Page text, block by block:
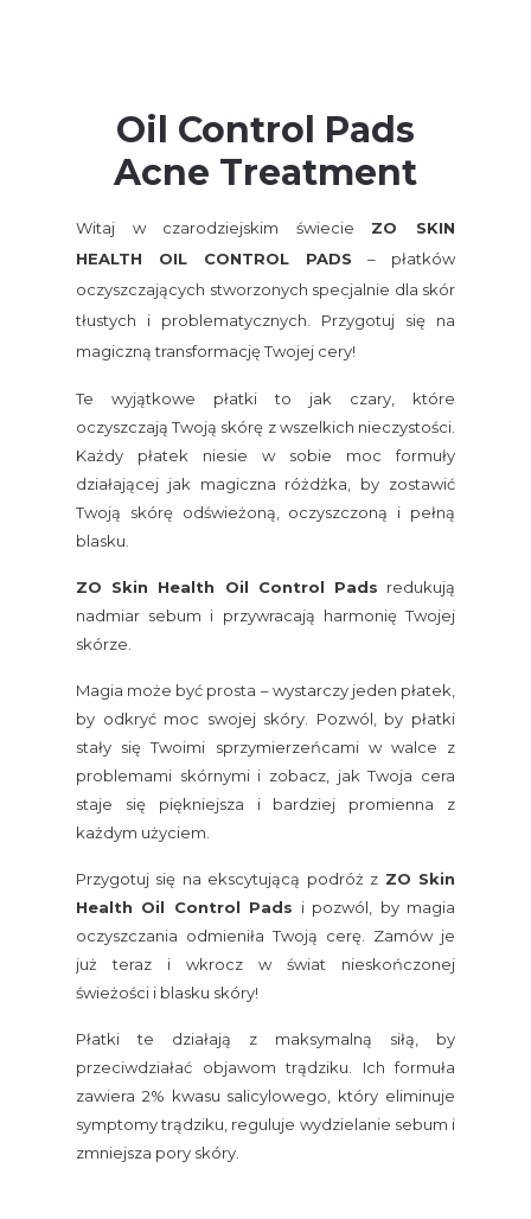
Witaj w czarodziejskim świecie ZO SKIN
HEALTH OIL CONTROL PADS – płatków
oczyszczających stworzonych specjalnie dla skór
tłustych i problematycznych. Przygotuj się na
magiczną transformację Twojej cery!
Te wyjątkowe płatki to jak czary, które
oczyszczają Twoją skórę z wszelkich nieczystości.
Każdy płatek niesie w sobie moc formuły
działającej jak magiczna różdżka, by zostawić
Twoją skórę odświeżoną, oczyszczoną i pełną
blasku.
ZO Skin Health Oil Control Pads redukują
nadmiar sebum i przywracają harmonię Twojej
skórze.
Magia może być prosta – wystarczy jeden płatek,
by odkryć moc swojej skóry. Pozwól, by płatki
stały się Twoimi sprzymierzeńcami w walce z
problemami skórnymi i zobacz, jak Twoja cera
staje się piękniejsza i bardziej promienna z
każdym użyciem.
Przygotuj się na ekscytującą podróż z ZO Skin
Health Oil Control Pads i pozwól, by magia
oczyszczania odmieniła Twoją cerę. Zamów je
już teraz i wkrocz w świat nieskończonej
świeżości i blasku skóry!
Płatki te działają z maksymalną siłą, by
przeciwdziałać objawom trądziku. Ich formuła
zawiera 2% kwasu salicylowego, który eliminuje
symptomy trądziku, reguluje wydzielanie sebum i
zmniejsza pory skóry.
Oil Control Pads
Acne Treatment